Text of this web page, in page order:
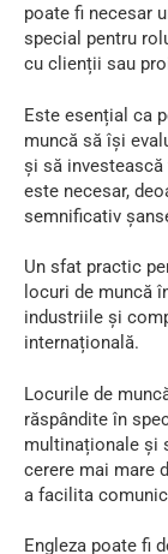
poate fi necesar
special pentru
cu clienții sau
Este esențial ca
muncă să își
și să
este necesar,
semnificativ
Un sfat practic
locuri de muncă
industriile și
internațională.
Locurile de
răspândite în
multinaționale și
cerere mai mare
a facilita
Engleza poate fi